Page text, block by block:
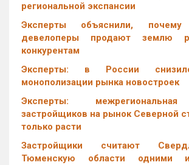
региональной экспансии
Эксперты объяснили, почему
девелоперы продают землю
конкурентам
Эксперты: в России
монополизации рынка новостроек
Эксперты:
застройщиков на рынок Северной
только расти
Застройщики считают
Тюменскую области одними